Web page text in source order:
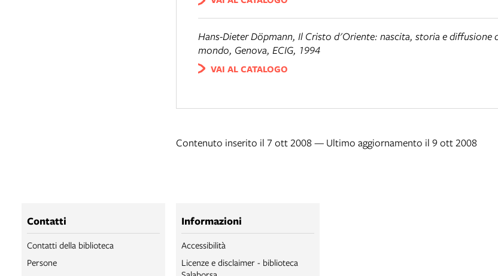
Hans-Dieter Döpmann, Il Cristo d'Oriente: nascita, storia e diffusione
mondo, Genova, ECIG, 1994
VAI AL CATALOGO
Contenuto inserito il 7 ott 2008 — Ultimo aggiornamento il 9 ott 2008
Contatti
Contatti della biblioteca
Persone
Informazioni
Accessibilità
Licenze e disclaimer - biblioteca